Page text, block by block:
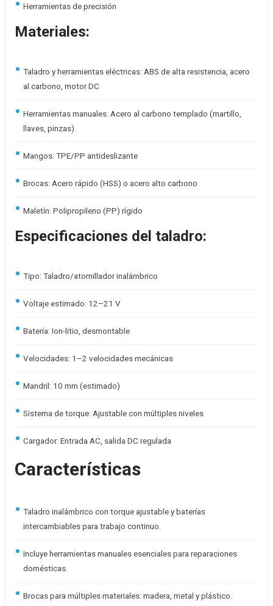
Herramientas de precisión
Materiales:
Taladro y herramientas eléctricas: ABS de alta resistencia, acero
al carbono, motor DC
Herramientas manuales: Acero al carbono templado (martillo,
llaves, pinzas)
Mangos: TPE/PP antideslizante
Brocas: Acero rápido (HSS) o acero alto carbono
Maletín: Polipropileno (PP) rígido
Especificaciones del taladro:
Tipo: Taladro/atornillador inalámbrico
Voltaje estimado: 12–21 V
Batería: Ion-litio, desmontable
Velocidades: 1–2 velocidades mecánicas
Mandril: 10 mm (estimado)
Sistema de torque: Ajustable con múltiples niveles
Cargador: Entrada AC, salida DC regulada
Características
Taladro inalámbrico con torque ajustable y baterías
intercambiables para trabajo continuo.
Incluye herramientas manuales esenciales para reparaciones
domésticas.
Brocas para múltiples materiales: madera, metal y plástico.